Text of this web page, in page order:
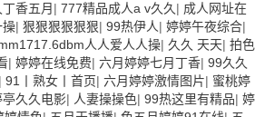
香五月 | 777精品成人a v久久 | 成人网址在
操| 狠狠狠狠狠狠| 99热伊人| 婷婷午夜综合|
人人爱人人操| 久久 天天| 拍色
| 婷婷在线免费| 六月婷婷七月丁香| 99久久
| 91丨熟女丨首页| 六月婷婷激情图片| 蜜桃婷
亭久久电影| 人妻操操色| 99热这里有精品| 婷